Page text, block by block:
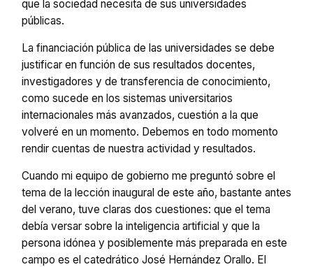
que la sociedad necesita de sus universidades
públicas.
La financiación pública de las universidades se debe
justificar en función de sus resultados docentes,
investigadores y de transferencia de conocimiento,
como sucede en los sistemas universitarios
internacionales más avanzados, cuestión a la que
volveré en un momento. Debemos en todo momento
rendir cuentas de nuestra actividad y resultados.
Cuando mi equipo de gobierno me preguntó sobre el
tema de la lección inaugural de este año, bastante antes
del verano, tuve claras dos cuestiones: que el tema
debía versar sobre la inteligencia artificial y que la
persona idónea y posiblemente más preparada en este
campo es el catedrático José Hernández Orallo. El